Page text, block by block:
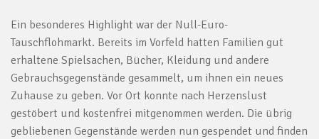
Ein besonderes Highlight war der Null-Euro-
Tauschflohmarkt. Bereits im Vorfeld hatten Familien gut
erhaltene Spielsachen, Bücher, Kleidung und andere
Gebrauchsgegenstände gesammelt, um ihnen ein neues
Zuhause zu geben. Vor Ort konnte nach Herzenslust
gestöbert und kostenfrei mitgenommen werden. Die übrig
gebliebenen Gegenstände werden nun gespendet und finden